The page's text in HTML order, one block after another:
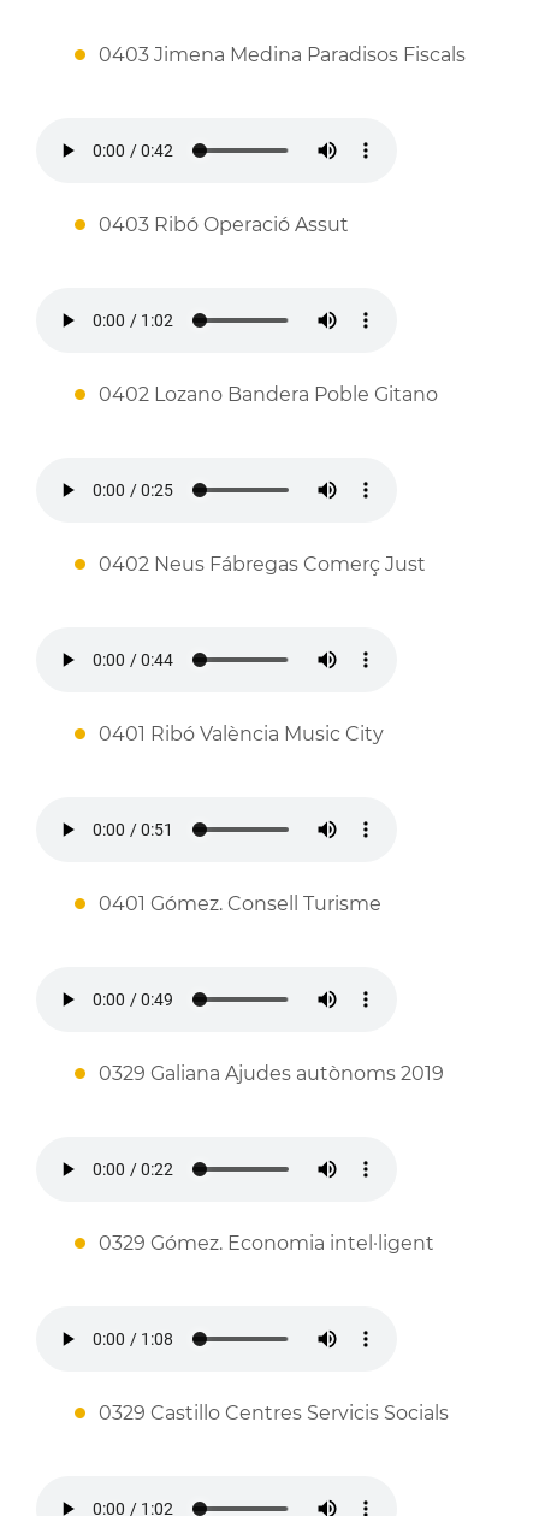
0403 Jimena Medina Paradisos Fiscals
0403 Ribó Operació Assut
0402 Lozano Bandera Poble Gitano
0402 Neus Fábregas Comerç Just
0401 Ribó València Music City
0401 Gómez. Consell Turisme
0329 Galiana Ajudes autònoms 2019
0329 Gómez. Economia intel·ligent
0329 Castillo Centres Servicis Socials